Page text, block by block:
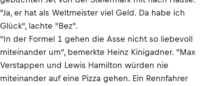
"Ja, er hat als Weltmeister viel Geld. Da habe ich
Glück", lachte "Bez".
"In der Formel 1 gehen die Asse nicht so liebevoll
miteinander um", bemerkte Heinz Kinigadner. "Max
Verstappen und Lewis Hamilton würden nie
miteinander auf eine Pizza gehen. Ein Rennfahrer